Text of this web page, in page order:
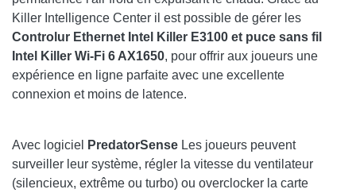
Killer Intelligence Center il est possible de gérer les
Controlur Ethernet Intel Killer E3100 et puce sans fil
Intel Killer Wi-Fi 6 AX1650, pour offrir aux joueurs une
expérience en ligne parfaite avec une excellente
connexion et moins de latence.
Avec logiciel PredatorSense Les joueurs peuvent
surveiller leur système, régler la vitesse du ventilateur
(silencieux, extrême ou turbo) ou overclocker la carte